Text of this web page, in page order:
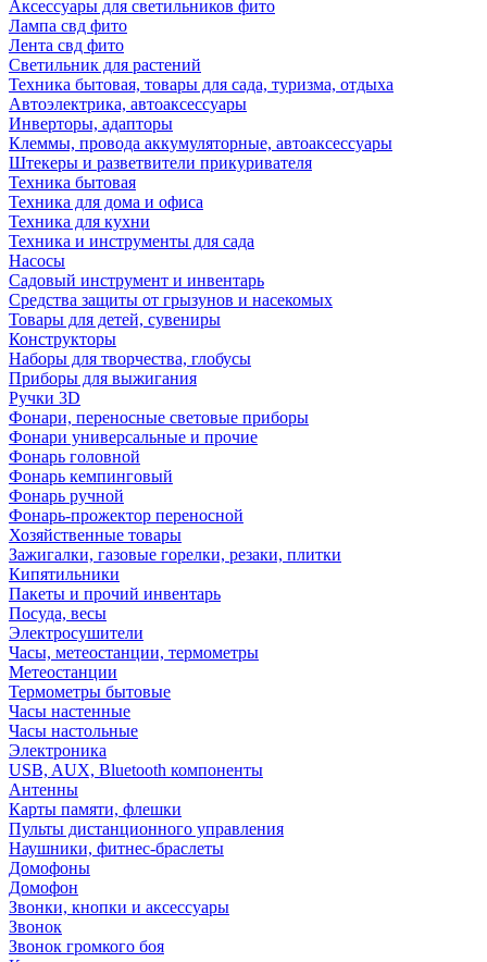
Аксессуары для светильников фито
Лампа свд фито
Лента свд фито
Светильник для растений
Техника бытовая, товары для сада, туризма, отдыха
Автоэлектрика, автоаксессуары
Инверторы, адапторы
Клеммы, провода аккумуляторные, автоаксессуары
Штекеры и разветвители прикуривателя
Техника бытовая
Техника для дома и офиса
Техника для кухни
Техника и инструменты для сада
Насосы
Садовый инструмент и инвентарь
Средства защиты от грызунов и насекомых
Товары для детей, сувениры
Конструкторы
Наборы для творчества, глобусы
Приборы для выжигания
Ручки 3D
Фонари, переносные световые приборы
Фонари универсальные и прочие
Фонарь головной
Фонарь кемпинговый
Фонарь ручной
Фонарь-прожектор переносной
Хозяйственные товары
Зажигалки, газовые горелки, резаки, плитки
Кипятильники
Пакеты и прочий инвентарь
Посуда, весы
Электросушители
Часы, метеостанции, термометры
Метеостанции
Термометры бытовые
Часы настенные
Часы настольные
Электроника
USB, AUX, Bluetooth компоненты
Антенны
Карты памяти, флешки
Пульты дистанционного управления
Наушники, фитнес-браслеты
Домофоны
Домофон
Звонки, кнопки и аксессуары
Звонок
Звонок громкого боя